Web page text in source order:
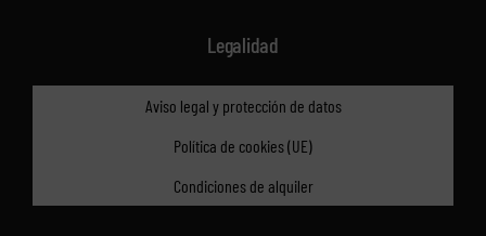
Legalidad
Aviso legal y protección de datos
Política de cookies (UE)
Condiciones de alquiler